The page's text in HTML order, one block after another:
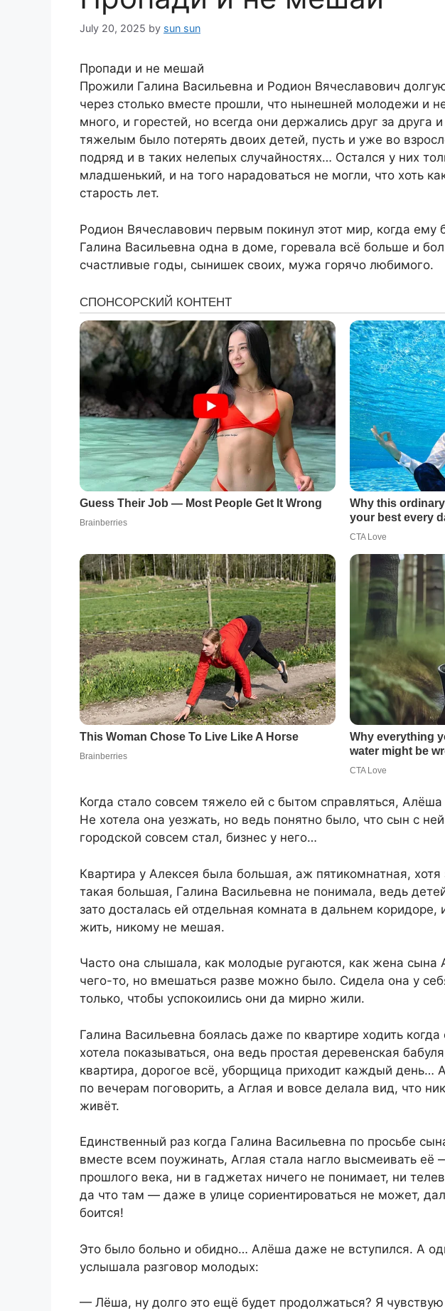
July 20, 2025 by sun sun
Пропади и не мешай
Прожили Галина Васильевна и Родион Вячеславович
через столько вместе прошли, что нынешней молодежи и
много, и горестей, но всегда они держались друг за
тяжелым было потерять двоих детей, пусть и уже во
подряд и в таких нелепых случайностях… Остался у них
младшенький, и на того нарадоваться не могли, что хоть
старость лет.
Родион Вячеславович первым покинул этот мир, когда ему
Галина Васильевна одна в доме, горевала всё больше и
счастливые годы, сынишек своих, мужа горячо любимого.
Когда стало совсем тяжело ей с бытом справляться, Алёша
Не хотела она уезжать, но ведь понятно было, что сын с
городской совсем стал, бизнес у него…
Квартира у Алексея была большая, аж пятикомнатная,
такая большая, Галина Васильевна не понимала, ведь
зато досталась ей отдельная комната в дальнем
жить, никому не мешая.
Часто она слышала, как молодые ругаются, как жена сына
чего-то, но вмешаться разве можно было. Сидела она у
только, чтобы успокоились они да мирно жили.
Галина Васильевна боялась даже по квартире ходить
хотела показываться, она ведь простая деревенская
квартира, дорогое всё, уборщица приходит каждый день…
по вечерам поговорить, а Аглая и вовсе делала вид, что
живёт.
Единственный раз когда Галина Васильевна по просьбе
вместе всем поужинать, Аглая стала нагло высмеивать её
прошлого века, ни в гаджетах ничего не понимает, ни
да что там — даже в улице сориентироваться не может,
боится!
Это было больно и обидно… Алёша даже не вступился. А
услышала разговор молодых:
— Лёша, ну долго это ещё будет продолжаться? Я чувствую